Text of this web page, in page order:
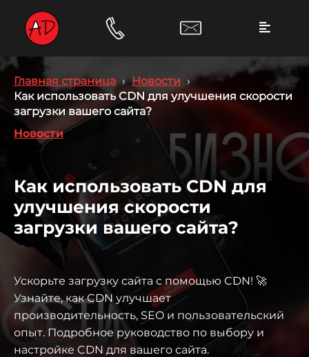
Главная страница › Новости ›
Как использовать CDN для улучшения скорости
загрузки вашего сайта?
Новости
Как использовать CDN для
улучшения скорости
загрузки вашего сайта?
Ускорьте загрузку сайта с помощью CDN! 🚀
Узнайте, как CDN улучшает
производительность, SEO и пользовательский
опыт. Подробное руководство по выбору и
настройке CDN для вашего сайта.